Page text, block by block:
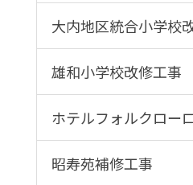
大内地区統合小学校
雄和小学校改修工事
ホテルフォルクロー
昭寿苑補修工事